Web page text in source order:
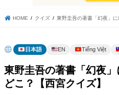
HOME クイズ 東野圭吾の著書「幻夜」
日本語 EN Tiếng Việt
東野圭吾の著書「幻夜
どこ？【西宮クイズ】